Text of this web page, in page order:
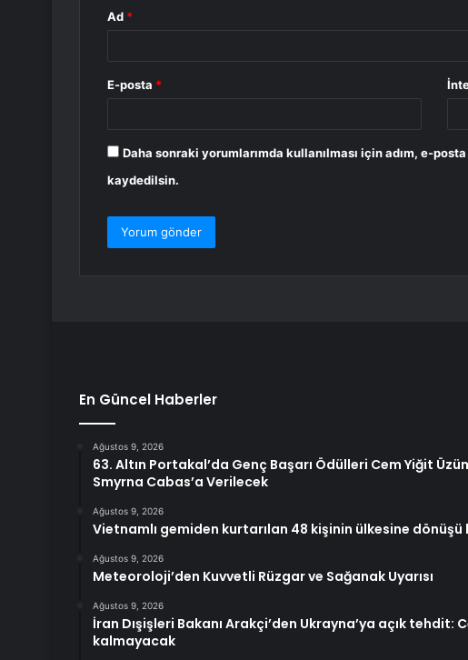
Ad *
E-posta *
Daha sonraki yorumlarımda kullanılması için adım, e-
kaydedilsin.
En Güncel Haberler
Ağustos 9, 2026
63. Altın Portakal’da Genç Başarı Ödülleri Cem Yiğit
Smyrna Cabas’a Verilecek
Ağustos 9, 2026
Vietnamlı gemiden kurtarılan 48 kişinin ülkesine dönüşü
Ağustos 9, 2026
Meteoroloji’den Kuvvetli Rüzgar ve Sağanak Uyarısı
Ağustos 9, 2026
İran Dışişleri Bakanı Arakçi’den Ukrayna’ya açık tehdit:
kalmayacak